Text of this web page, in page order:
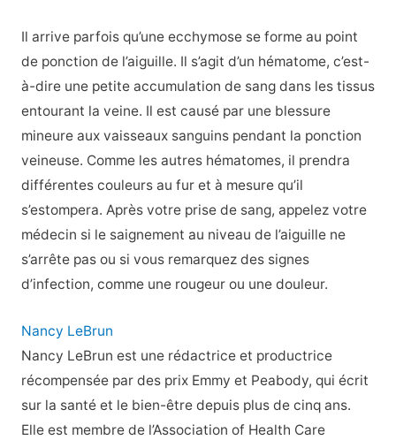
Il arrive parfois qu’une ecchymose se forme au point
de ponction de l’aiguille. Il s’agit d’un hématome, c’est-
à-dire une petite accumulation de sang dans les tissus
entourant la veine. Il est causé par une blessure
mineure aux vaisseaux sanguins pendant la ponction
veineuse. Comme les autres hématomes, il prendra
différentes couleurs au fur et à mesure qu’il
s’estompera. Après votre prise de sang, appelez votre
médecin si le saignement au niveau de l’aiguille ne
s’arrête pas ou si vous remarquez des signes
d’infection, comme une rougeur ou une douleur.
Nancy LeBrun
Nancy LeBrun est une rédactrice et productrice
récompensée par des prix Emmy et Peabody, qui écrit
sur la santé et le bien-être depuis plus de cinq ans.
Elle est membre de l’Association of Health Care